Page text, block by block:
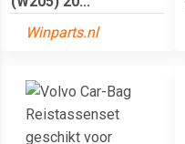
Winparts.nl